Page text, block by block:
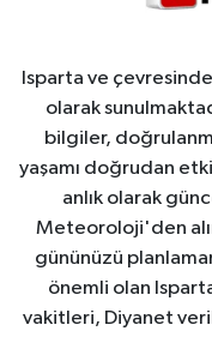
Isparta ve
olarak
bilgiler,
yaşamı doğrudan
anlık olarak
Meteoroloji'den
gününüzü
önemli olan
vakitleri, Diyanet